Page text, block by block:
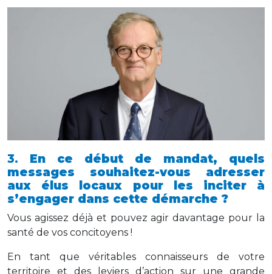
3. En ce début de mandat, quels
messages souhaitez-vous adresser
aux élus locaux pour les inciter à
s’engager dans cette démarche ?
Vous agissez déjà et pouvez agir davantage pour la
santé de vos concitoyens !
En tant que véritables connaisseurs de votre
territoire et des leviers d’action sur une grande